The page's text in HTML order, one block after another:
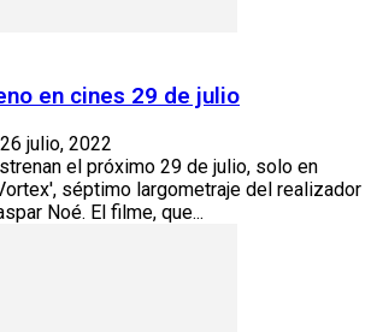
en cines 29 de julio
26 julio, 2022
el próximo 29 de julio, solo en
séptimo largometraje del realizador
Noé. El filme, que...